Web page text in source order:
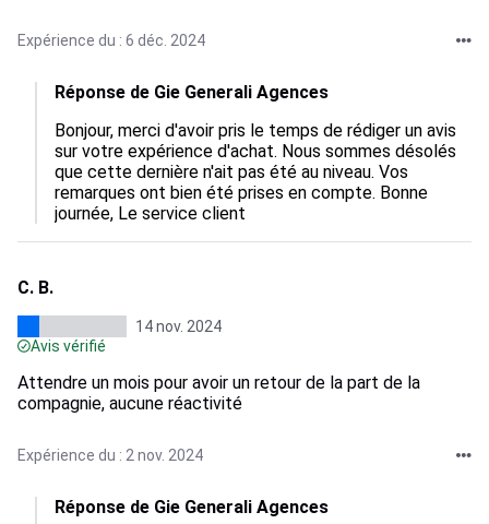
Expérience du : 6 déc. 2024
Réponse de Gie Generali Agences
Bonjour, merci d'avoir pris le temps de rédiger un avis
sur votre expérience d'achat. Nous sommes désolés
que cette dernière n'ait pas été au niveau. Vos
remarques ont bien été prises en compte. Bonne
journée, Le service client
C. B.
14 nov. 2024
Avis vérifié
Attendre un mois pour avoir un retour de la part de la
compagnie, aucune réactivité
Expérience du : 2 nov. 2024
Réponse de Gie Generali Agences